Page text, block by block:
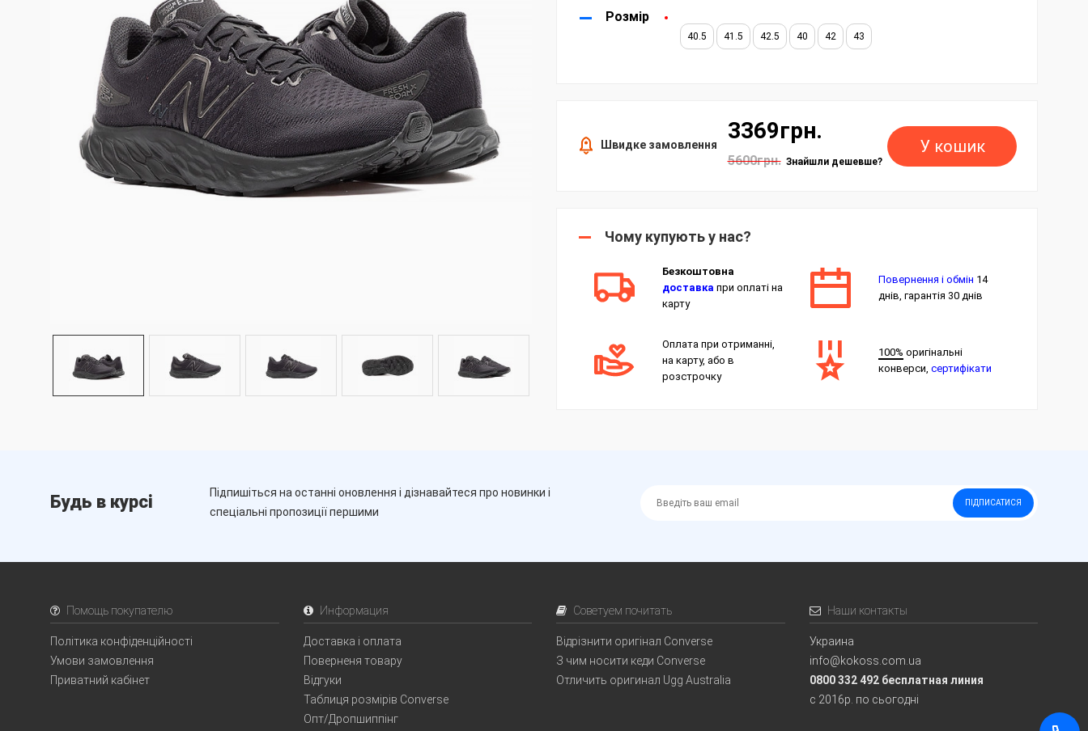
Розмір
40.5 41.5 42.5 40 42 43
Швидке замовлення
3369грн.
5600грн. Знайшли дешевше?
У кошик
Чому купують у нас?
Безкоштовна
доставка при оплаті на
карту
Повернення і обмін 14
днів, гарантія 30 днів
Оплата при отриманні,
на карту, або в
розстрочку
100% оригінальні
конверси, сертифікати
Будь в курсі
Підпишіться на останні оновлення і дізнавайтеся про новинки і
спеціальні пропозиції першими
ПІДПИСАТИСЯ
Помощь покупателю
Політика конфіденційності
Умови замовлення
Приватний кабінет
Информация
Доставка і оплата
Поверненя товару
Відгуки
Таблиця розмірів Converse
Опт/Дропшиппінг
Советуем почитать
Відрізнити оригінал Converse
З чим носити кеди Converse
Отличить оригинал Ugg Australia
Наши контакты
Украина
info@kokoss.com.ua
0800 332 492 бесплатная линия
с 2016р. по сьогодні